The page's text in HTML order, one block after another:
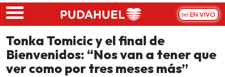
Skip to main content
EN VIVO
Tonka Tomicic y el final de
Bienvenidos: “Nos van a tener que
ver como por tres meses más”